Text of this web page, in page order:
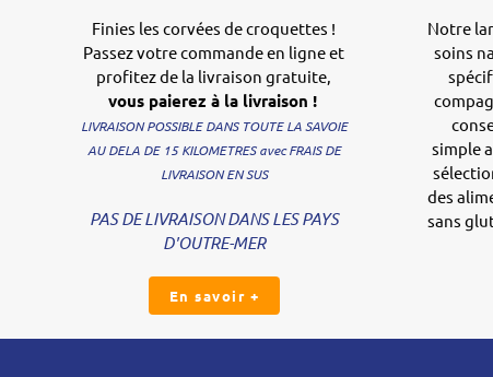
Finies les corvées de croquettes !
Passez votre commande en ligne et
profitez de la livraison gratuite,
vous paierez à la livraison !
LIVRAISON POSSIBLE DANS TOUTE LA SAVOIE
AU DELA DE 15 KILOMETRES avec FRAIS DE
LIVRAISON EN SUS
PAS DE LIVRAISON DANS LES PAYS
D'OUTRE-MER
En savoir +
Notre
soins
simple
des
sans